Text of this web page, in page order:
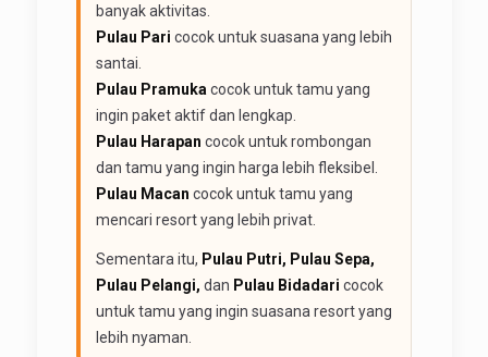
banyak aktivitas.
Pulau Pari cocok untuk suasana yang lebih
santai.
Pulau Pramuka cocok untuk tamu yang
ingin paket aktif dan lengkap.
Pulau Harapan cocok untuk rombongan
dan tamu yang ingin harga lebih fleksibel.
Pulau Macan cocok untuk tamu yang
mencari resort yang lebih privat.
Sementara itu, Pulau Putri, Pulau Sepa,
Pulau Pelangi, dan Pulau Bidadari cocok
untuk tamu yang ingin suasana resort yang
lebih nyaman.